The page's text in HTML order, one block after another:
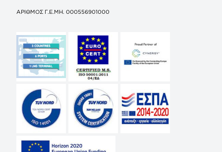
ΑΡΙΘΜΟΣ Γ.Ε.ΜΗ. 000556901000